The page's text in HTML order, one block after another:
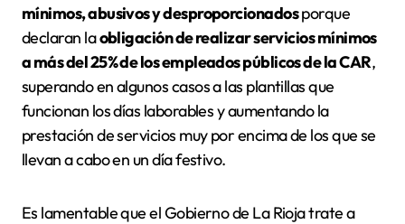
mínimos, abusivos y desproporcionadosporque
declaran laobligación de realizar servicios mínimos
a más del 25% de los empleados públicos de la CAR,
superando en algunos casos a las plantillas que
funcionan los días laborables y aumentando la
prestación de servicios muy por encima de los que se
llevan a cabo en un día festivo.
Es lamentable que el Gobierno de La Rioja trate a